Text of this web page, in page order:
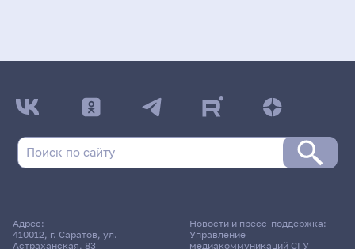
Адрес:
410012, г. Саратов, ул.
Астраханская, 83
Новости и пресс-поддержка:
Управление
медиакоммуникаций СГУ